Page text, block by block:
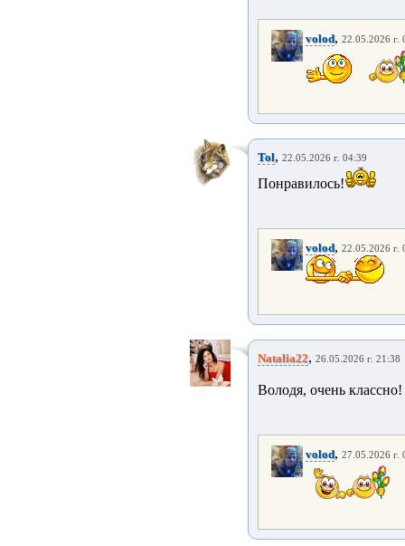
volod, 22.05.2026 г.
Tol, 22.05.2026 г. 04:39
Понравилось!
volod, 22.05.2026 г.
Natalia22, 26.05.2026 г. 21:38
Володя, очень классно!
volod, 27.05.2026 г.